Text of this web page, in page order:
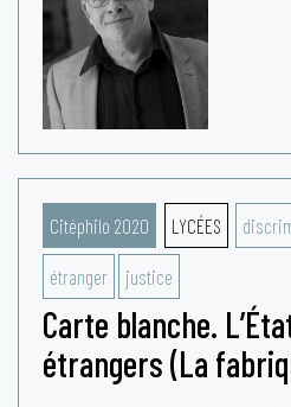
Citéphilo 2020 LYCÉES
étranger justice
Carte blanche.
étrangers (La